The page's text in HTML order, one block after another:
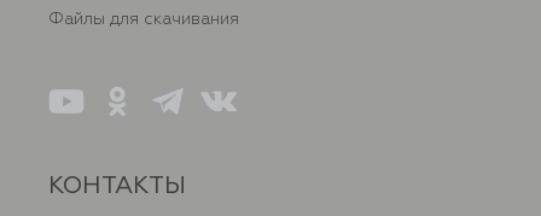
Файлы для скачивания
КОНТАКТЫ